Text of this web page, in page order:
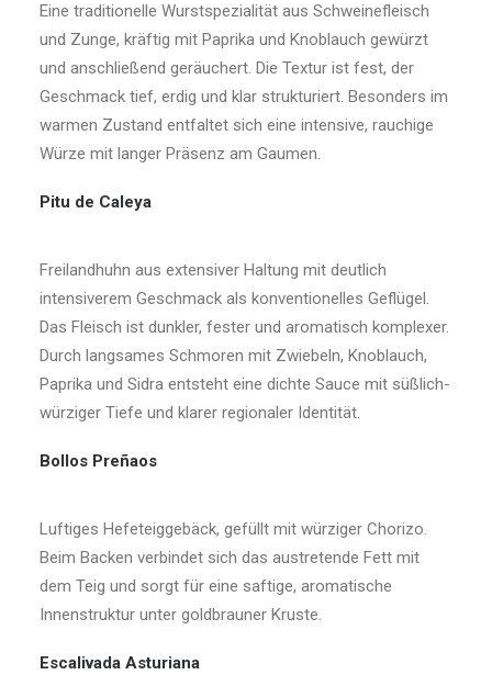
Eine traditionelle Wurstspezialität aus Schweinefleisch
und Zunge, kräftig mit Paprika und Knoblauch gewürzt
und anschließend geräuchert. Die Textur ist fest, der
Geschmack tief, erdig und klar strukturiert. Besonders im
warmen Zustand entfaltet sich eine intensive, rauchige
Würze mit langer Präsenz am Gaumen.
Pitu de Caleya
Freilandhuhn aus extensiver Haltung mit deutlich
intensiverem Geschmack als konventionelles Geflügel.
Das Fleisch ist dunkler, fester und aromatisch komplexer.
Durch langsames Schmoren mit Zwiebeln, Knoblauch,
Paprika und Sidra entsteht eine dichte Sauce mit süßlich-
würziger Tiefe und klarer regionaler Identität.
Bollos Preñaos
Luftiges Hefeteiggebäck, gefüllt mit würziger Chorizo.
Beim Backen verbindet sich das austretende Fett mit
dem Teig und sorgt für eine saftige, aromatische
Innenstruktur unter goldbrauner Kruste.
Escalivada Asturiana